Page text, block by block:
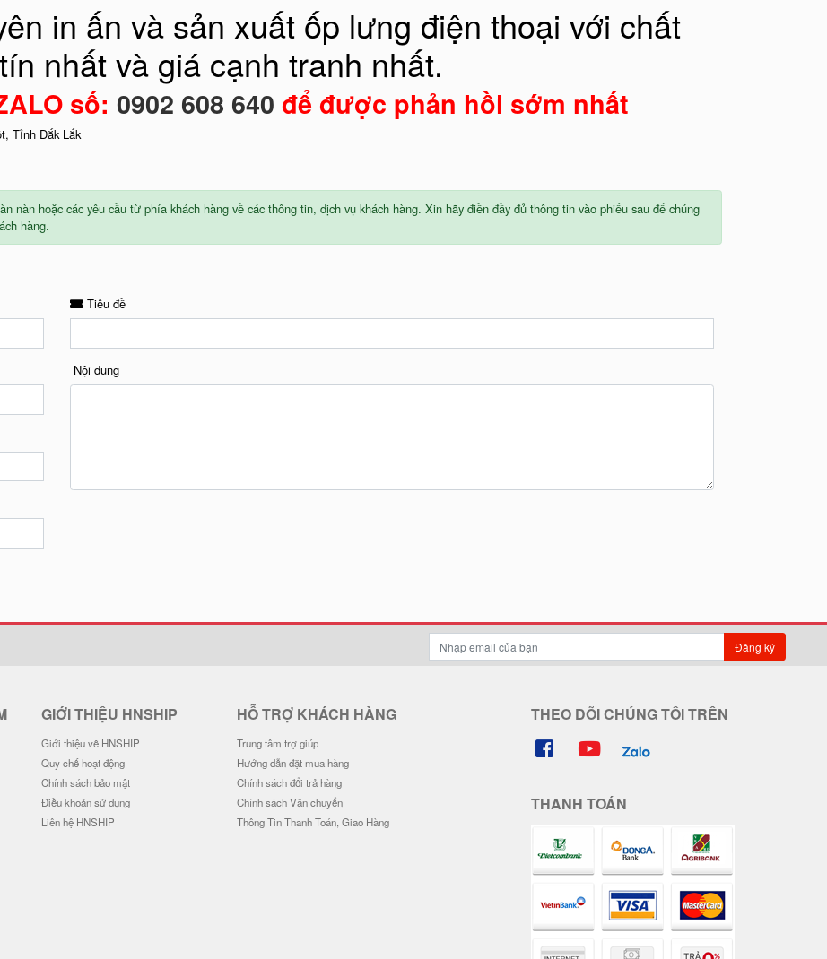
in ấn và sản xuất ốp lưng điện thoại với chất
nhất và giá cạnh tranh nhất.
số: 0902 608 640 để được phản hồi sớm nhất
, Tỉnh Đắk Lắk
nàn hoặc các yêu cầu từ phía khách hàng về các thông tin, dịch vụ khách hàng. Xin hãy điền đầy đủ thông tin vào phiếu sau để chúng
hàng.
Tiêu đề
Nội dung
Đăng ký
GIỚI THIỆU HNSHIP
Giới thiệu về HNSHIP
Quy chế hoạt động
Chính sách bảo mật
Điều khoản sử dụng
Liên hệ HNSHIP
HỖ TRỢ KHÁCH HÀNG
Trung tâm trợ giúp
Hướng dẫn đặt mua hàng
Chính sách đổi trả hàng
Chính sách Vận chuyển
Thông Tin Thanh Toán, Giao Hàng
THEO DÕI CHÚNG TÔI TRÊN
THANH TOÁN